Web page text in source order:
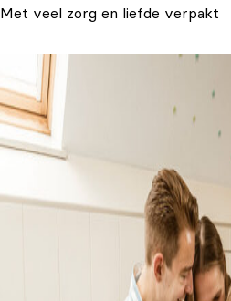
Met veel zorg en liefde verpakt